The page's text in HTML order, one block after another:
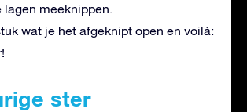
lagen meeknippen.
wat je het afgeknipt open en voilà:
ster